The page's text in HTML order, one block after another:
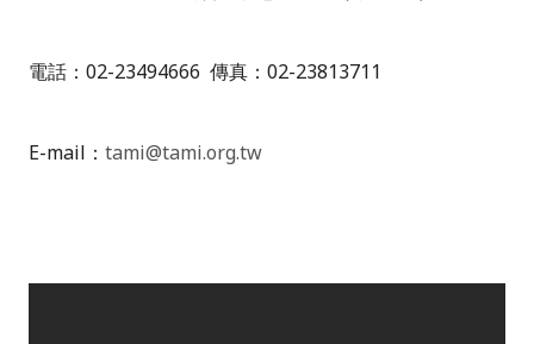
電話：02-23494666 傳真：02-23813711
E-mail： tami@tami.org.tw